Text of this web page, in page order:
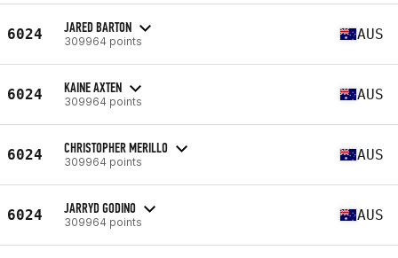
6024 JARED BARTON
309964 points AUS
6024 KAINE AXTEN
309964 points AUS
6024 CHRISTOPHER MERILLO
309964 points AUS
6024 JARRYD GODINO
309964 points AUS